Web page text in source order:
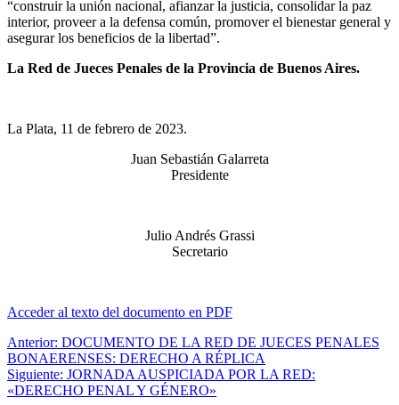
“construir la unión nacional, afianzar la justicia, consolidar la paz
interior, proveer a la defensa común, promover el bienestar general y
asegurar los beneficios de la libertad”.
La Red de Jueces Penales de la Provincia de Buenos Aires.
La Plata, 11 de febrero de 2023.
Juan Sebastián Galarreta
Presidente
Julio Andrés Grassi
Secretario
Acceder al texto del documento en PDF
Navegación
de
entradas
Anterior: DOCUMENTO DE LA RED DE JUECES PENALES
BONAERENSES: DERECHO A RÉPLICA
Siguiente: JORNADA AUSPICIADA POR LA RED:
«DERECHO PENAL Y GÉNERO»